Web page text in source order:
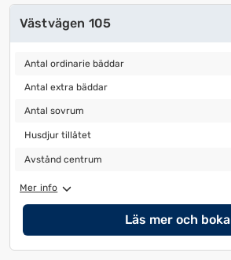
Västvägen 105
Antal ordinarie bäddar
Antal ordinarie bäddar
Antal extra bäddar
Antal extra bäddar
Antal sovrum
Antal sovrum
Husdjur tillåtet
Husdjur tillåtet
Avstånd centrum
Avstånd centrum
Mer info
Läs mer och boka